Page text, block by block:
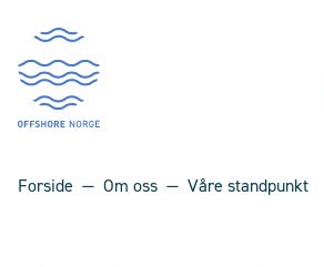
Forside Om oss Våre standpunkt